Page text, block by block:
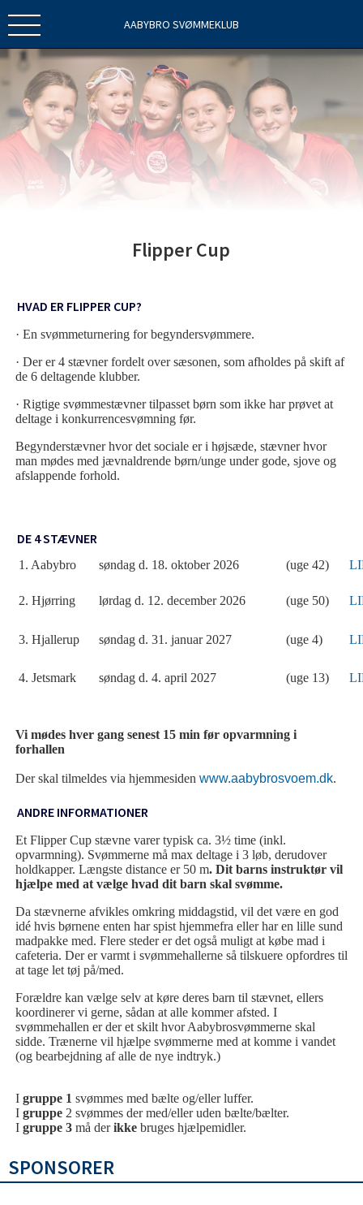
AABYBRO SVØMMEKLUB
Flipper Cup
HVAD ER FLIPPER CUP?
· En svømmeturnering for begyndersvømmere.
· Der er 4 stævner fordelt over sæsonen, som afholdes på skift af
de 6 deltagende klubber.
· Rigtige svømmestævner tilpasset børn som ikke har prøvet at
deltage i konkurrencesvømning før.
Begynderstævner hvor det sociale er i højsæde, stævner hvor
man mødes med jævnaldrende børn/unge under gode, sjove og
afslappende forhold.
DE 4 STÆVNER
1. Aabybro søndag d. 18. oktober 2026 (uge 42)
2. Hjørring lørdag d. 12. december 2026 (uge 50)
3. Hjallerup søndag d. 31. januar 2027 (uge 4)
4. Jetsmark søndag d. 4. april 2027 (uge 13)
Vi mødes hver gang senest 15 min før opvarmning i
forhallen
Der skal tilmeldes via hjemmesiden www.aabybrosvoem.dk.
ANDRE INFORMATIONER
Et Flipper Cup stævne varer typisk ca. 3½ time (inkl.
opvarmning). Svømmerne må max deltage i 3 løb, derudover
holdkapper. Længste distance er 50 m. Dit barns instruktør vil
hjælpe med at vælge hvad dit barn skal svømme.
Da stævnerne afvikles omkring middagstid, vil det være en god
idé hvis børnene enten har spist hjemmefra eller har en lille sund
madpakke med. Flere steder er det også muligt at købe mad i
cafeteria. Der er varmt i svømmehallerne så tilskuere opfordres til
at tage let tøj på/med.
Forældre kan vælge selv at køre deres barn til stævnet, ellers
koordinerer vi gerne, sådan at alle kommer afsted. I
svømmehallen er der et skilt hvor Aabybrosvømmerne skal
sidde. Trænerne vil hjælpe svømmerne med at komme i vandet
(og bearbejdning af alle de nye indtryk.)
I gruppe 1 svømmes med bælte og/eller luffer.
I gruppe 2 svømmes der med/eller uden bælte/bælter.
I gruppe 3må derikkebruges hjælpemidler.
SPONSORER